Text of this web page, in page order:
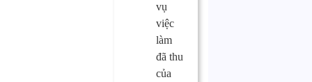
vụ
việc
làm
đã thu
của